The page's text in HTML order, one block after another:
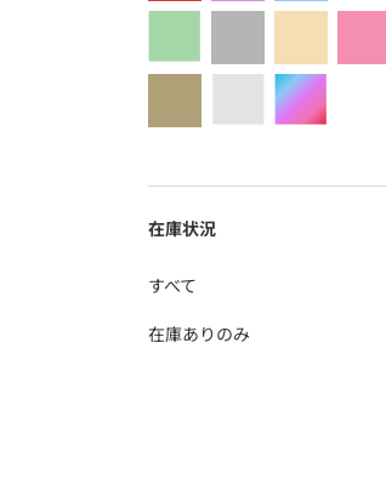
在庫状況
すべて
在庫ありのみ